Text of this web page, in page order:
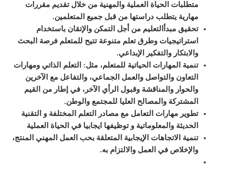
متطلبات الحياة العملية والمهنية من خلال تقديم مقررات
مهارية يتطلب دراستها من قبل جميع المتعلمين.
تحقيق مبدأ
التعليم من أجل التمكن والإتقان باستخدام
استراتيجيات وطرق تعلم متنوعة تتيح للمتعلم فرصة البحث
والابتكار والتفكير الإبداعي.
تنمية المهارات الحياتية للمتعلم، مثل: التعلم الذاتي ومهارات
التعاون والتواصل والعمل الجماعي، والتفاعل مع الآخرين
والحوار والمناقشة وقبول الرأي الآخر، في إطار من القيم
المشتركة والمصالح العليا للمجتمع والوطن.
تطوير مهارات التعامل مع مصادر التعلم المختلفة و التقنية
الحديثة والمعلوماتية و توظيفها ايجابيا في الحياة العملية
تنمية الاتجاهات الإيجابية المتعلقة بحب العمل المهني المنتج،
والإخلاص في العمل والالتزام به.